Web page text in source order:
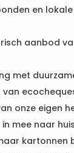
en
aanbod
met
van
onze eigen
mee naar
kartonnen